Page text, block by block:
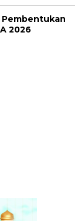
Pembentukan
2026